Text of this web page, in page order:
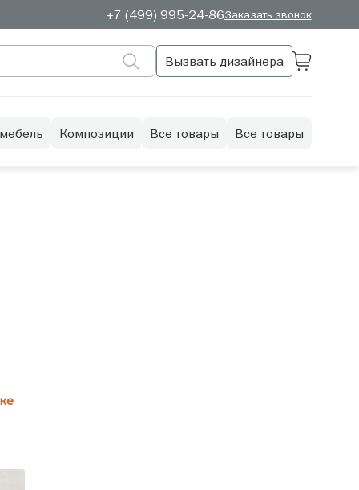
+7 (499) 995-24-86Заказать звонок
Вызвать дизайнера
Композиции Все товары Все товары